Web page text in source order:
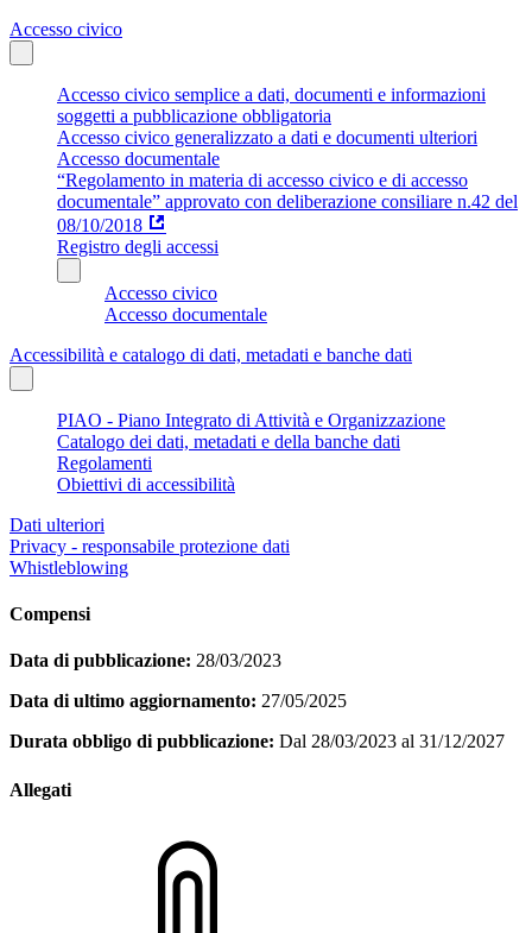
Accesso civico
Accesso civico semplice a dati, documenti e informazioni
soggetti a pubblicazione obbligatoria
Accesso civico generalizzato a dati e documenti ulteriori
Accesso documentale
“Regolamento in materia di accesso civico e di accesso
documentale” approvato con deliberazione consiliare n.42 del
08/10/2018
Registro degli accessi
Accesso civico
Accesso documentale
Accessibilità e catalogo di dati, metadati e banche dati
PIAO - Piano Integrato di Attività e Organizzazione
Catalogo dei dati, metadati e della banche dati
Regolamenti
Obiettivi di accessibilità
Dati ulteriori
Privacy - responsabile protezione dati
Whistleblowing
Compensi
Data di pubblicazione: 28/03/2023
Data di ultimo aggiornamento: 27/05/2025
Durata obbligo di pubblicazione: Dal 28/03/2023 al 31/12/2027
Allegati